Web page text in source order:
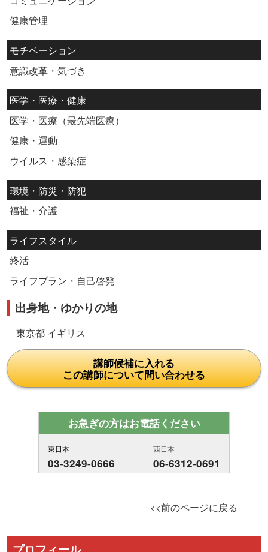
健康管理
モチベーション
意識改革・気づき
医学・医療・健康
医学・医療（最先端医療）
健康・運動
ウイルス・感染症
環境・防災・防犯
福祉・介護
ライフスタイル
終活
ライフプラン・自己啓発
出身地・ゆかりの地
東京都 イギリス
講師候補に入れる
この講師について問い合わせる
お急ぎの方はお電話ください
東日本
03-3249-0666
西日本
06-6312-0691
<<前のページに戻る